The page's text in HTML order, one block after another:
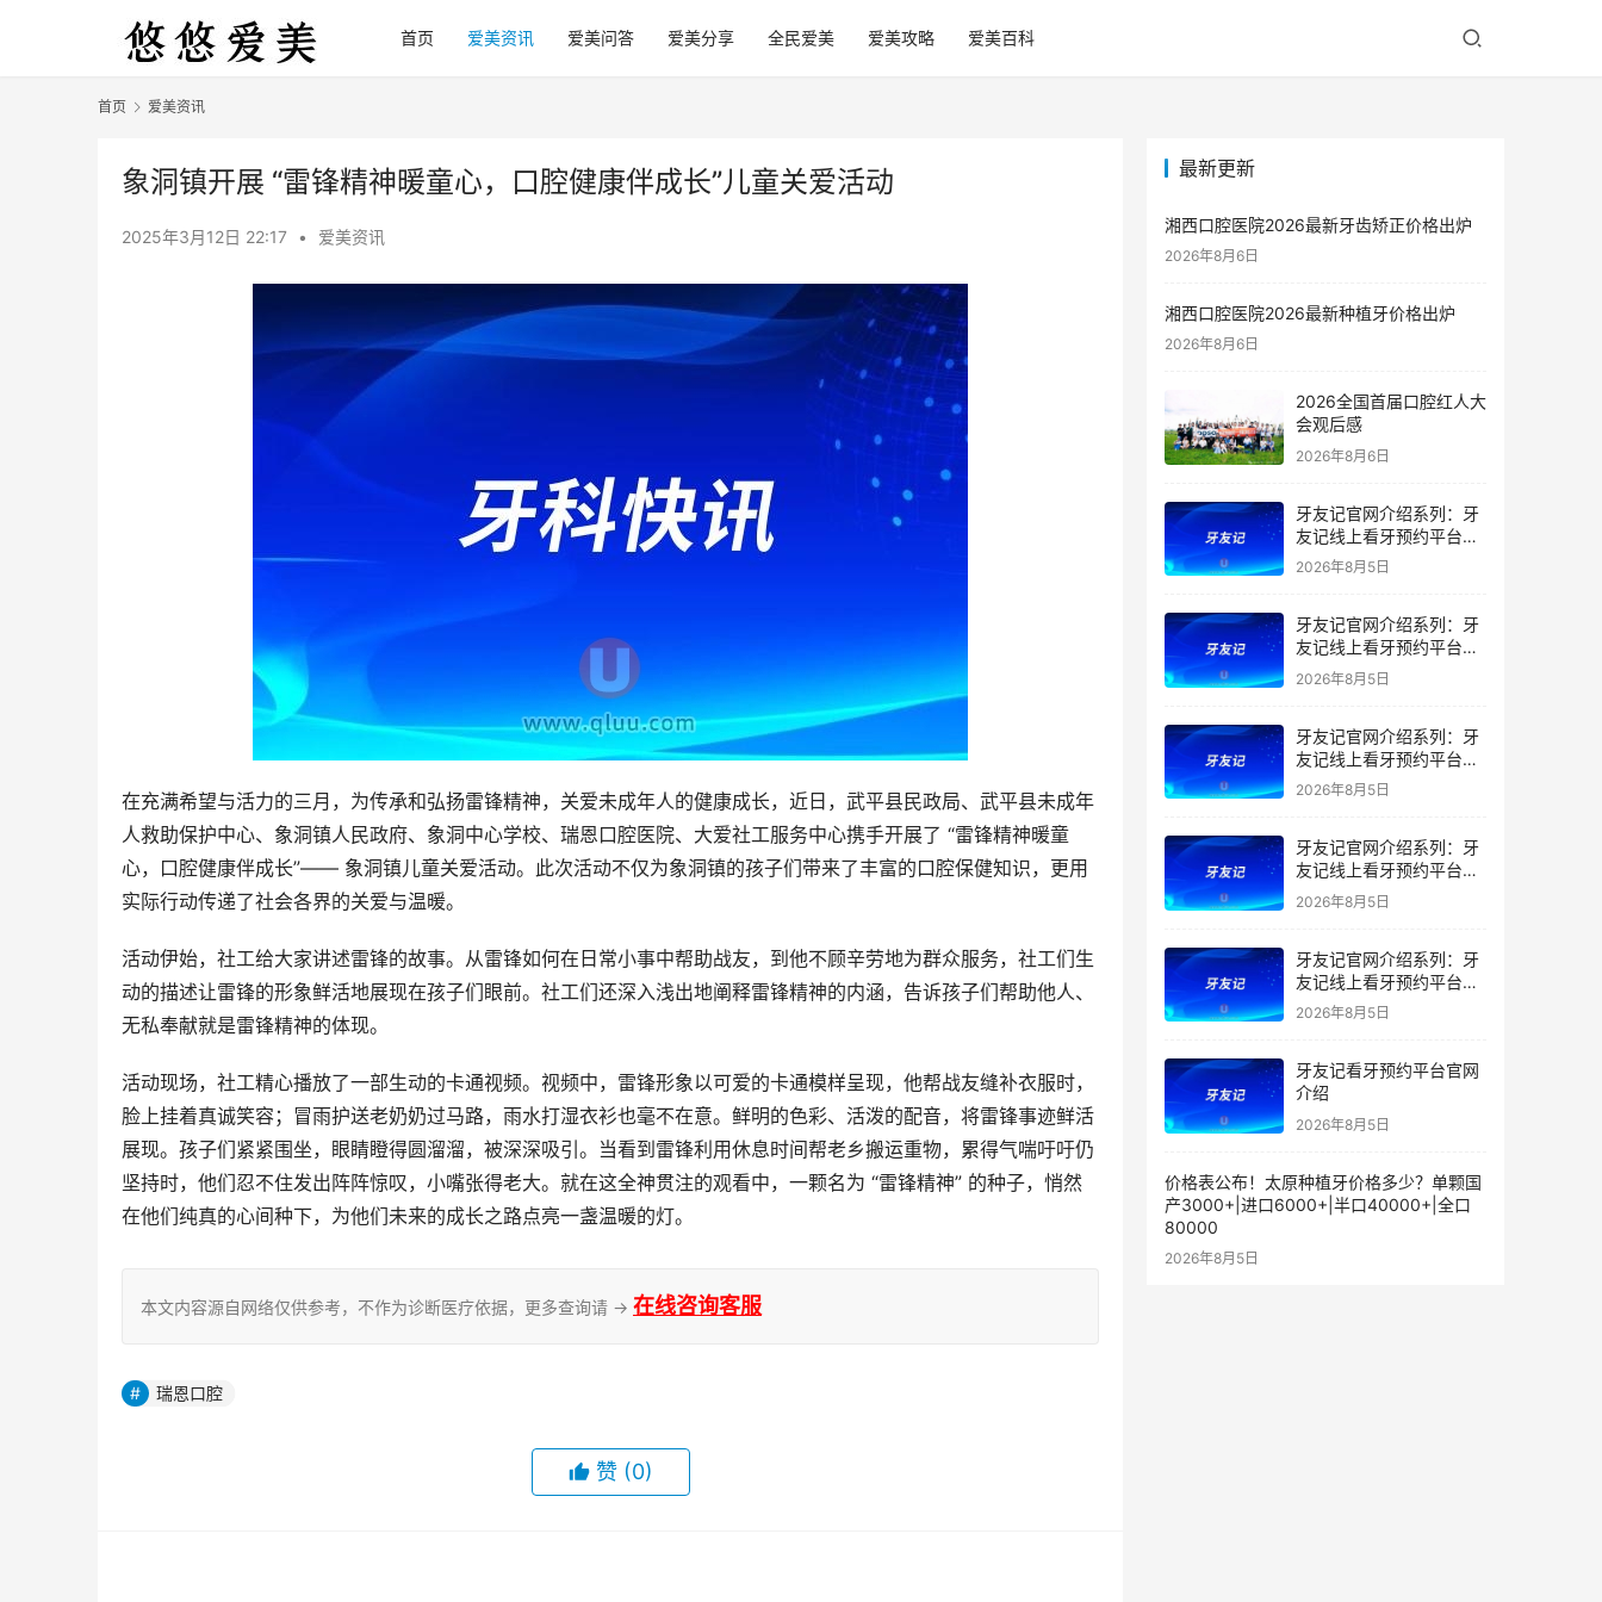
首页 爱美资讯 爱美问答 爱美分享 全民爱美 爱美攻略 爱美百科
首页 爱美资讯
象洞镇开展 “雷锋精神暖童心，口腔健康伴成长”儿童关爱活动
2025年3月12日 22:17 • 爱美资讯
在充满希望与活力的三月，为传承和弘扬雷锋精神，关爱未成年人的健康成长，近日，武平县民政局、武平县未成年
人救助保护中心、象洞镇人民政府、象洞中心学校、瑞恩口腔医院、大爱社工服务中心携手开展了 “雷锋精神暖童
心，口腔健康伴成长”—— 象洞镇儿童关爱活动。此次活动不仅为象洞镇的孩子们带来了丰富的口腔保健知识，更用
实际行动传递了社会各界的关爱与温暖。
活动伊始，社工给大家讲述雷锋的故事。从雷锋如何在日常小事中帮助战友，到他不顾辛劳地为群众服务，社工们生
动的描述让雷锋的形象鲜活地展现在孩子们眼前。社工们还深入浅出地阐释雷锋精神的内涵，告诉孩子们帮助他人、
无私奉献就是雷锋精神的体现。
活动现场，社工精心播放了一部生动的卡通视频。视频中，雷锋形象以可爱的卡通模样呈现，他帮战友缝补衣服时，
脸上挂着真诚笑容；冒雨护送老奶奶过马路，雨水打湿衣衫也毫不在意。鲜明的色彩、活泼的配音，将雷锋事迹鲜活
展现。孩子们紧紧围坐，眼睛瞪得圆溜溜，被深深吸引。当看到雷锋利用休息时间帮老乡搬运重物，累得气喘吁吁仍
坚持时，他们忍不住发出阵阵惊叹，小嘴张得老大。就在这全神贯注的观看中，一颗名为 “雷锋精神” 的种子，悄然
在他们纯真的心间种下，为他们未来的成长之路点亮一盏温暖的灯。
本文内容源自网络仅供参考，不作为诊断医疗依据，更多查询请 → 在线咨询客服
瑞恩口腔
赞 (0)
最新更新
湘西口腔医院2026最新牙齿矫正价格出炉
2026年8月6日
湘西口腔医院2026最新种植牙价格出炉
2026年8月6日
2026全国首届口腔红人大
会观后感
2026年8月6日
牙友记官网介绍系列：牙
友记线上看牙预约平台是
干什么的？靠谱吗？
2026年8月5日
牙友记官网介绍系列：牙
友记线上看牙预约平台让
看牙不再靠运气
2026年8月5日
牙友记官网介绍系列：牙
友记线上看牙预约平台打
破口腔行业专业壁垒新手
2026年8月5日
牙友记官网介绍系列：牙
友记线上看牙预约平台落
地同城就诊经验打破未知
2026年8月5日
牙友记官网介绍系列：牙
友记线上看牙预约平台的
优势在哪里？
2026年8月5日
牙友记看牙预约平台官网
介绍
2026年8月5日
价格表公布！太原种植牙价格多少？单颗国
产3000+|进口6000+|半口40000+|全口
80000
2026年8月5日